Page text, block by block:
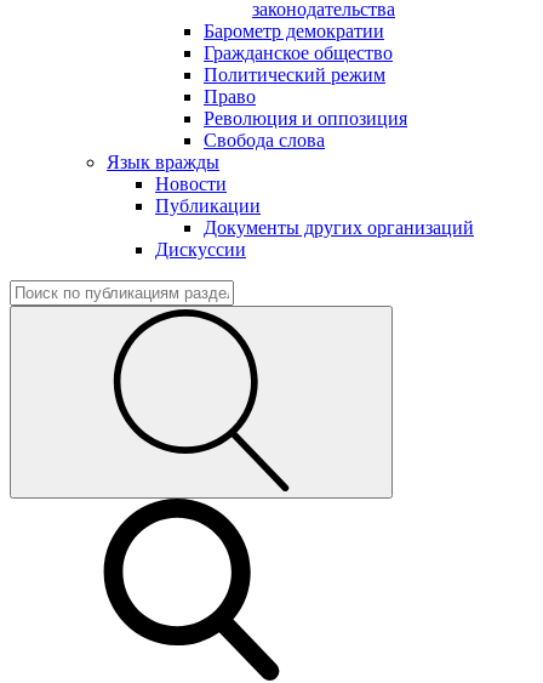
законодательства
Барометр демократии
Гражданское общество
Политический режим
Право
Революция и оппозиция
Свобода слова
Язык вражды
Новости
Публикации
Документы других организаций
Дискуссии